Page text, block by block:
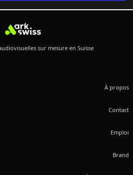
sur mesure en Suisse
À propos
Contact
Emploi
Brand